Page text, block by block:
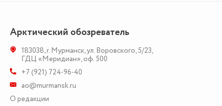
Арктический обозреватель
183038,г. Мурманск,ул. Воровского, 5/23,
ГДЦ «Меридиан», оф. 500
+7 (921) 724-96-40
ao@murmansk.ru
О редакции